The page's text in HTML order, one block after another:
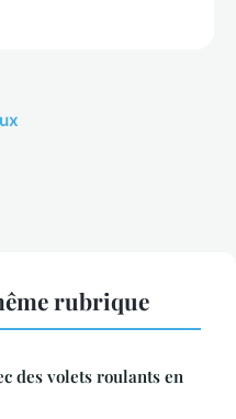
rubrique
des volets roulants en